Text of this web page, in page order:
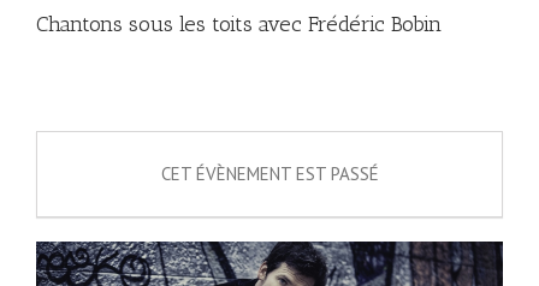
Chantons sous les toits avec Frédéric Bobin
CET ÉVÈNEMENT EST PASSÉ